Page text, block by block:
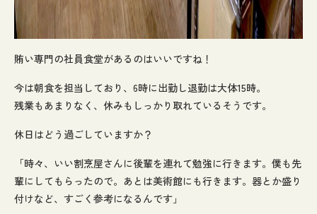
賄い専門の社員食堂があるのはいいですね！
今は朝食を担当しており、6時に出勤し退勤は大体15時。
残業もあまりなく、休みもしっかり取れているそうです。
休日はどう過ごしていますか？
「時々、いい割烹屋さんに後輩を連れて勉強に行きます。僕も先
輩にしてもらったので。あとは美術館にも行きます。器とか盛り
付けなど、すごく参考になるんです」